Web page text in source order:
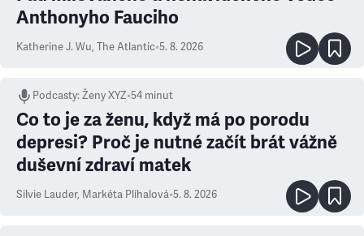
Anthonyho Fauciho
Katherine J. Wu, The Atlantic•5. 8. 2026
Podcasty:Ženy XYZ•54 minut
Co to je za ženu, když má po porodu
depresi? Proč je nutné začít brát vážně
duševní zdraví matek
Silvie Lauder, Markéta Plíhalová•5. 8. 2026